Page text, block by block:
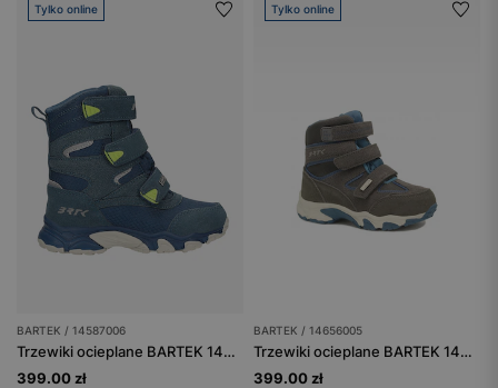
Tylko online
BARTEK / 14587006
Trzewiki ocieplane BARTEK 14587006, niebieski
399.00 zł
Tylko online
BARTEK / 14656005
Trzewiki ocieplane BARTEK 14656005, szary
399.00 zł